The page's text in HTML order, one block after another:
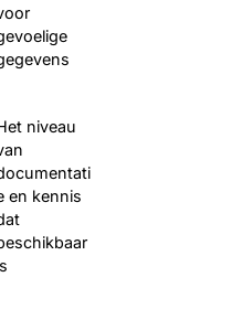
niveau
en kennis